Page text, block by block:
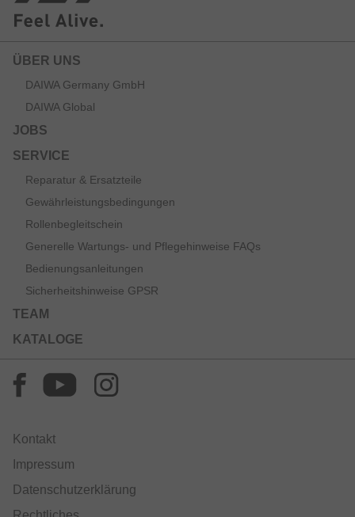
ÜBER UNS
DAIWA Germany GmbH
DAIWA Global
JOBS
SERVICE
Reparatur & Ersatzteile
Gewährleistungsbedingungen
Rollenbegleitschein
Generelle Wartungs- und Pflegehinweise FAQs
Bedienungsanleitungen
Sicherheitshinweise GPSR
TEAM
KATALOGE
Kontakt
Impressum
Datenschutzerklärung